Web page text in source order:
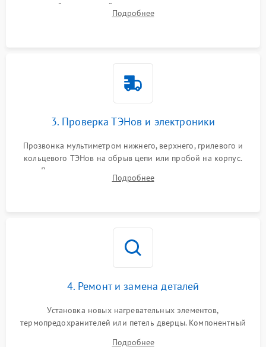
задней или верхней панели для прямого доступа к
нагревательным элементам, плате и вентиляторам.
Подробнее
3. Проверка ТЭНов и электроники
Прозвонка мультиметром нижнего, верхнего, грилевого и
кольцевого ТЭНов на обрыв цепи или пробой на корпус.
Диагностика термостата, датчиков температуры,
переключателя режимов и мотора конвекции.
Подробнее
4. Ремонт и замена деталей
Установка новых нагревательных элементов,
термопредохранителей или петель дверцы. Компонентный
Подробнее